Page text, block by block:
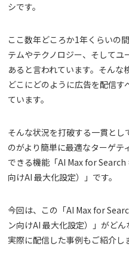
シです。
ここ数年どころか1年くらいの
テムやテクノロジー、そして
あると言われています。そん
どこにどのように広告を配信
ています。
そんな状況を打破する一貫と
のがより簡単に最適なターゲテ
できる機能「AI Max for
向けAI 最大化設定）」です。
今回は、この「AI Max for
ン向けAI 最大化設定）」がど
実際に配信した事例もご紹介し